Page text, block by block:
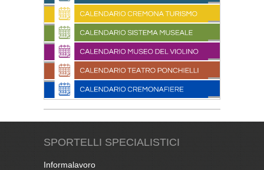
SPORTELLI SPECIALISTICI
Informalavoro